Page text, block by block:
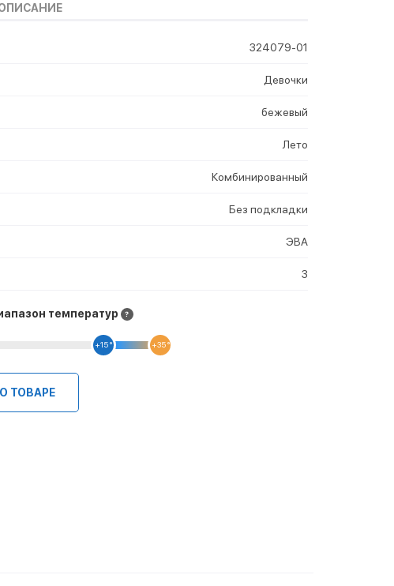
324079-01
Девочки
бежевый
Лето
Комбинированный
Без подкладки
ЭВА
3
температур
+15 ° +35 °
ТОВАРЕ